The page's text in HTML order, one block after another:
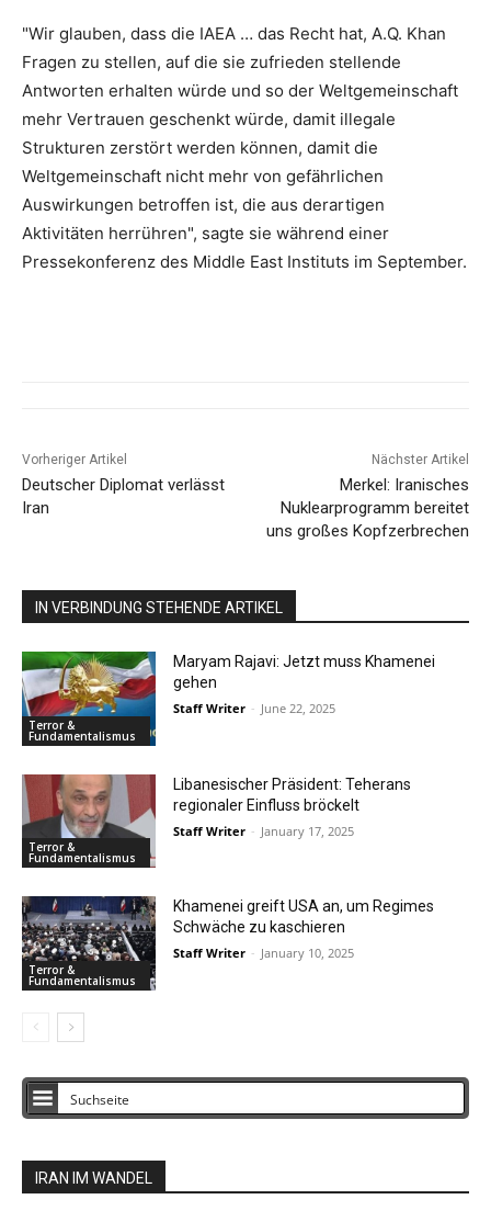
"Wir glauben, dass die IAEA … das Recht hat, A.Q. Khan
Fragen zu stellen, auf die sie zufrieden stellende
Antworten erhalten würde und so der Weltgemeinschaft
mehr Vertrauen geschenkt würde, damit illegale
Strukturen zerstört werden können, damit die
Weltgemeinschaft nicht mehr von gefährlichen
Auswirkungen betroffen ist, die aus derartigen
Aktivitäten herrühren", sagte sie während einer
Pressekonferenz des Middle East Instituts im September.
Vorheriger Artikel
Deutscher Diplomat verlässt
Iran
Nächster Artikel
Merkel: Iranisches
Nuklearprogramm bereitet
uns großes Kopfzerbrechen
IN VERBINDUNG STEHENDE ARTIKEL
Terror &
Fundamentalismus
Maryam Rajavi: Jetzt muss Khamenei
gehen
Staff Writer - June 22, 2025
Terror &
Fundamentalismus
Libanesischer Präsident: Teherans
regionaler Einfluss bröckelt
Staff Writer - January 17, 2025
Terror &
Fundamentalismus
Khamenei greift USA an, um Regimes
Schwäche zu kaschieren
Staff Writer - January 10, 2025
IRAN IM WANDEL